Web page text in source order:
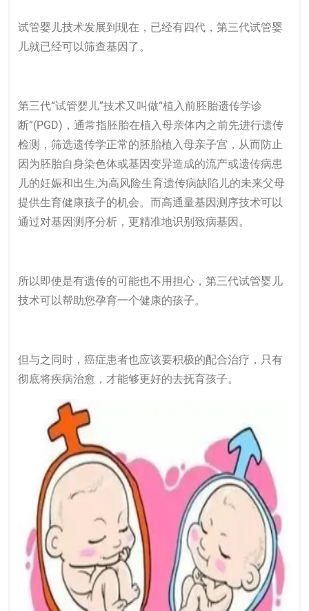
试管婴儿技术发展到现在，已经有四代， 第三代试管婴
儿就已经可以筛查基因了。
第三代“试管婴儿”技术又叫做“植入前胚胎遗传学诊
断”(PGD)，通常指胚胎在植入母亲体内之前先进行遗传
检测，筛选遗传学正常的胚胎植入母亲子宫，从而防止
因为胚胎自身染色体或基因变异造成的流产或遗传病患
儿的妊娠和出生,为高风险生育遗传病缺陷儿的未来父母
提供生育健康孩子的机会。而高通量基因测序技术可以
通过对基因测序分析，更精准地识别致病基因。
所以即使是有遗传的可能也不用担心，第三代试管婴儿
技术可以帮助您孕育一个健康的孩子。
但与之同时，癌症患者也应该要积极的配合治疗，只有
彻底将疾病治愈，才能够更好的去抚育孩子。